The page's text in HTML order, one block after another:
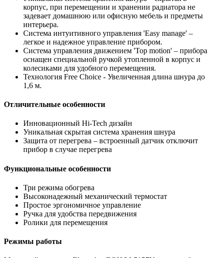
корпус, при перемещении и хранении радиатора не
задевает домашнюю или офисную мебель и предметы
интерьера.
Система интуитивного управления 'Easy manage' –
легкое и надежное управление прибором.
Система управления движением 'Тор motion' – прибора
оснащен специальной ручкой утопленной в корпус и
колесиками для удобного перемещения.
Технология Free Choice - Увеличенная длина шнура до
1,6 м.
Отличительные особенности
Инновационный Hi-Tech дизайн
Уникальная скрытая система хранения шнура
Защита от перегрева – встроенный датчик отключит
прибор в случае перегрева
Функциональные особенности
Три режима обогрева
Высоконадежный механический термостат
Простое эргономичное управление
Ручка для удобства передвижения
Ролики для перемещения
Режимы работы